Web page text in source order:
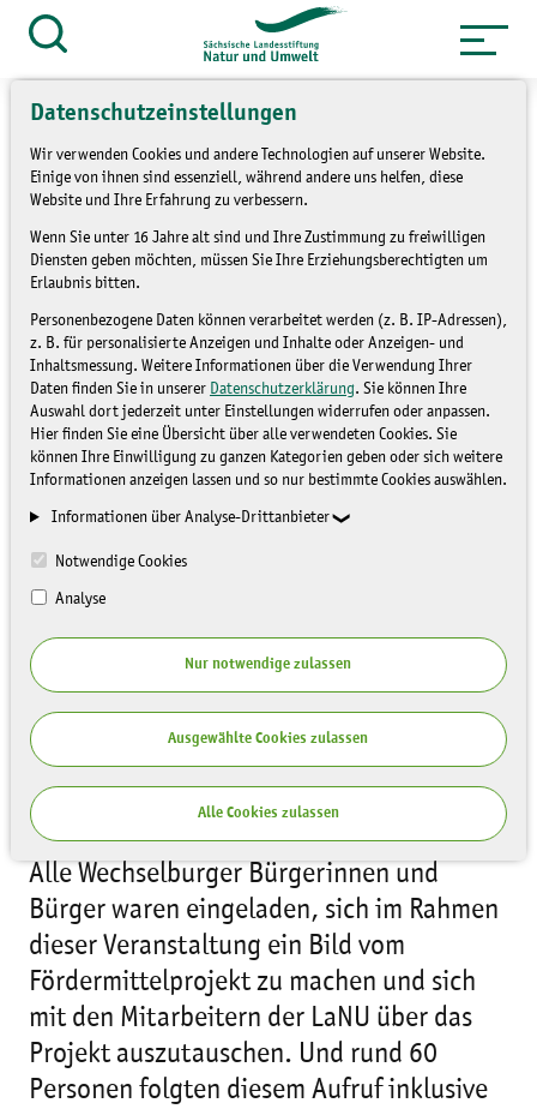
Datenschutzeinstellungen
Wir verwenden Cookies und andere Technologien auf unserer Website.
Einige von ihnen sind essenziell, während andere uns helfen, diese
Website und Ihre Erfahrung zu verbessern.
Wenn Sie unter 16 Jahre alt sind und Ihre Zustimmung zu freiwilligen
Diensten geben möchten, müssen Sie Ihre Erziehungsberechtigten um
Erlaubnis bitten.
Personenbezogene Daten können verarbeitet werden (z. B. IP-Adressen),
z. B. für personalisierte Anzeigen und Inhalte oder Anzeigen- und
Inhaltsmessung. Weitere Informationen über die Verwendung Ihrer
Daten finden Sie in unserer Datenschutzerklärung. Sie können Ihre
Auswahl dort jederzeit unter Einstellungen widerrufen oder anpassen.
Hier finden Sie eine Übersicht über alle verwendeten Cookies. Sie
können Ihre Einwilligung zu ganzen Kategorien geben oder sich weitere
Informationen anzeigen lassen und so nur bestimmte Cookies auswählen.
Informationen über Analyse-Drittanbieter
Notwendige Cookies
Analyse
Nur notwendige zulassen
Ausgewählte Cookies zulassen
Alle Cookies zulassen
Zum
Inhalt
springen
öffnen
Bürgerdialog in
Wechselburg
BLOG
Wechselburg, 28. August 2024
Heute fand der 1. Bürgerdialog im Rahmen
des Fördermittelprojekts “Wechselburg -
eine historische Garten- und Parkanlage in
Zeiten des Klimawandels” statt.
Alle Wechselburger Bürgerinnen und
Bürger waren eingeladen, sich im Rahmen
dieser Veranstaltung ein Bild vom
Fördermittelprojekt zu machen und sich
mit den Mitarbeitern der LaNU über das
Projekt auszutauschen. Und rund 60
Personen folgten diesem Aufruf inklusive